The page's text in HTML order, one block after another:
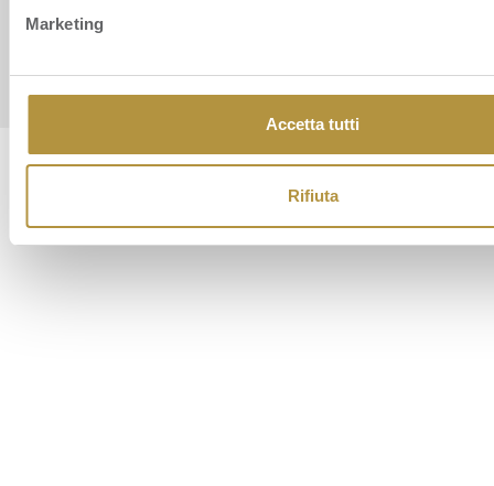
Marketing
Accetta tutti
Rifiuta
Cookie Policy
Segnalazione whistleblowing